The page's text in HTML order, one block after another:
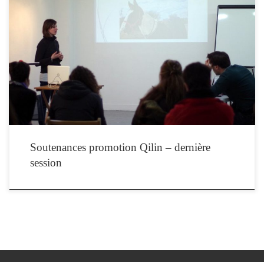
Mercredi 28 septembre 2016 à 19h, l’Institut de Formation en Equithérapie vous
invite à Paris pour assister à la dernière session de soutenances de la promotion
Qilin. Anne-Charlotte Dominguez présentera devant le jury son Travail de Fin de
Formation d’équithérapeute. Cette soutenance dure 1 heure et se compose d’une
présentation […]
Soutenances promotion Qilin – dernière
session